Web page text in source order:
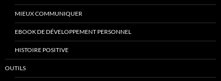
MIEUX COMMUNIQUER
EBOOK DE DÉVELOPPEMENT PERSONNEL
HISTOIRE POSITIVE
OUTILS